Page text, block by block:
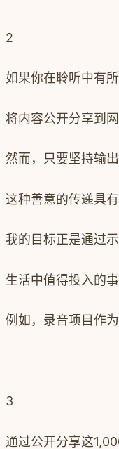
2
如果你在聆听中有
将内容公开分享到
然而，只要坚持输
这种善意的传递具
我的目标正是通过
生活中值得投入的
例如，录音项目作
3
通过公开分享这